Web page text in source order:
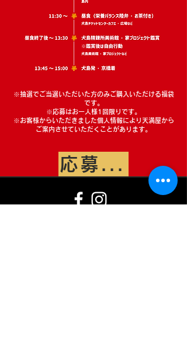
※抽選でご当選いただいた方のみご購入いただける福袋
です。
※応募はお一人様1回限りです。
※お客様からいただきました個人情報により天満屋から
ご案内させていただくことがあります。
応募は締め